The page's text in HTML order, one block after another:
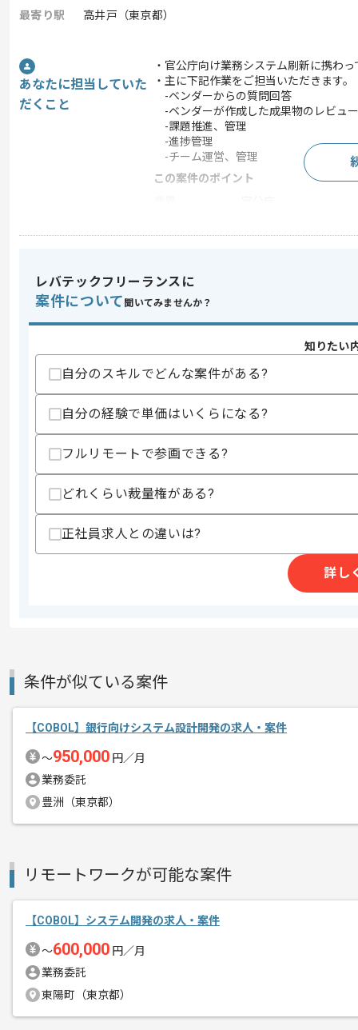
最寄り駅
高井戸（東京都）
あなたに担当していた
だくこと
・官公庁向け業務システム刷新に携わ
・主に下記作業をご担当いただきます。
-ベンダーからの質問回答
-ベンダーが作成した成果物のレビュー
-課題推進、管理
-進捗管理
-チーム運営、管理
この案件のポイント
スキル
求めるスキル
・基本、詳細設計書の作成経験
・汎用機COBOLからオープンCOBOLへ
・仕様調整の経験
スキルに不安がある方へ
エージェントからのコ
メント
レバテックからの支援実績がある企業
レバテックフリーランスに
案件について 聞いてみませんか？
知りたい
自分のスキルでどんな案件がある?
自分の経験で単価はいくらになる?
フルリモートで参画できる?
どれくらい裁量権がある?
正社員求人との違いは?
詳し
条件が似ている案件
【COBOL】銀行向けシステム設計開発の求人・案件
〜950,000 円／月
業務委託
豊洲（東京都）
リモートワークが可能な案件
【COBOL】システム開発の求人・案件
〜600,000 円／月
業務委託
東陽町（東京都）